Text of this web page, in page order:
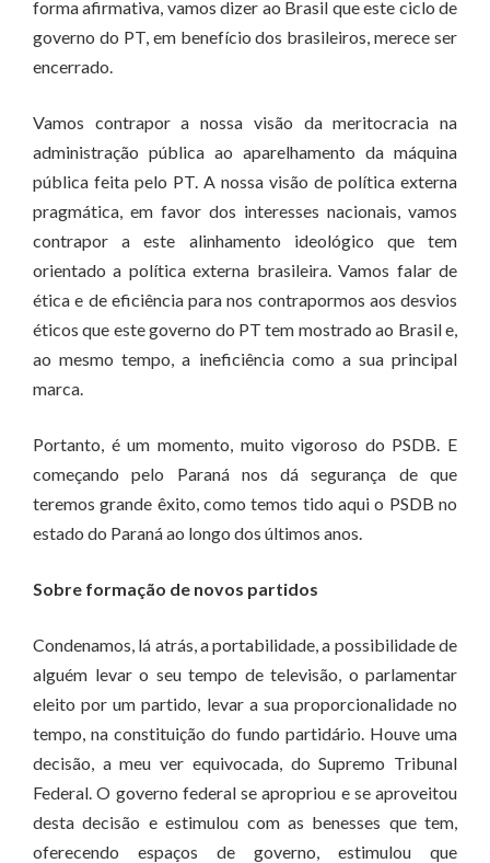
forma afirmativa, vamos dizer ao Brasil que este ciclo de
governo do PT, em benefício dos brasileiros, merece ser
encerrado.
Vamos contrapor a nossa visão da meritocracia na
administração pública ao aparelhamento da máquina
pública feita pelo PT. A nossa visão de política externa
pragmática, em favor dos interesses nacionais, vamos
contrapor a este alinhamento ideológico que tem
orientado a política externa brasileira. Vamos falar de
ética e de eficiência para nos contrapormos aos desvios
éticos que este governo do PT tem mostrado ao Brasil e,
ao mesmo tempo, a ineficiência como a sua principal
marca.
Portanto, é um momento, muito vigoroso do PSDB. E
começando pelo Paraná nos dá segurança de que
teremos grande êxito, como temos tido aqui o PSDB no
estado do Paraná ao longo dos últimos anos.
Sobre formação de novos partidos
Condenamos, lá atrás, a portabilidade, a possibilidade de
alguém levar o seu tempo de televisão, o parlamentar
eleito por um partido, levar a sua proporcionalidade no
tempo, na constituição do fundo partidário. Houve uma
decisão, a meu ver equivocada, do Supremo Tribunal
Federal. O governo federal se apropriou e se aproveitou
desta decisão e estimulou com as benesses que tem,
oferecendo espaços de governo, estimulou que